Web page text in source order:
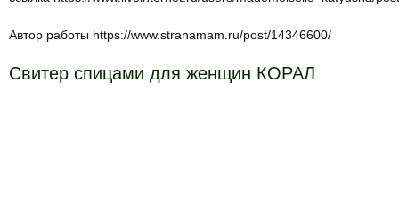
Автор работы https://www.stranamam.ru/post/14346600/
Свитер спицами для женщин КОРАЛ